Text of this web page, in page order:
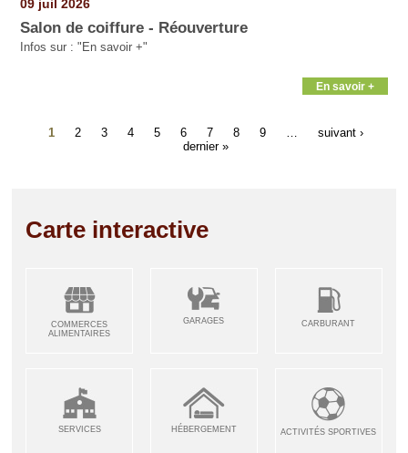
09 juil 2026
Salon de coiffure - Réouverture
Infos sur : "En savoir +"
En savoir +
1 2 3 4 5 6 7 8 9
suivant ›
dernier »
Carte interactive
COMMERCES
ALIMENTAIRES
GARAGES CARBURANT
SERVICES HÉBERGEMENT ACTIVITÉS SPORTIVES